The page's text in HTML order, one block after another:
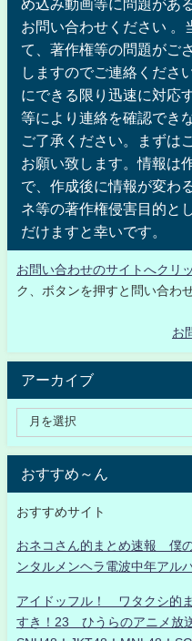
め込み動画等に問題があ
お問い合わせください 。
て、著作権等の問題がご
しますのでご連絡くださ
にできる限り迅速に対応
等により連絡を確認でき
ご了承ください。まずは
お願い致します。情報は
で、作成後に情報が変わ
ネ等の著作権侵害目的と
だけますと幸いです。
お問い合わせのサイトへクリ
ク、ボタンを押すと問い合わ
お
アーカイブ
おすすめ～ん
おすすめサイト
おネコさん的まとめ速報 僕
ンタルメンヘラ電波中年アル
アイドッフル！ ワタクシ的
すき！23 ひうらのアニメ放